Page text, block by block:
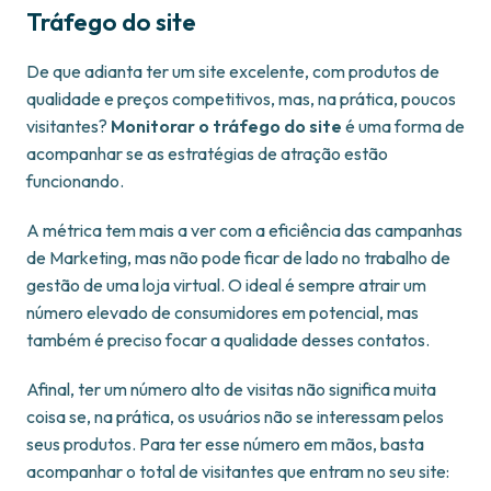
Tráfego do site
De que adianta ter um site excelente, com produtos de
qualidade e preços competitivos, mas, na prática, poucos
visitantes? Monitorar o tráfego do site é uma forma de
acompanhar se as estratégias de atração estão
funcionando.
A métrica tem mais a ver com a eficiência das campanhas
de Marketing, mas não pode ficar de lado no trabalho de
gestão de uma loja virtual. O ideal é sempre atrair um
número elevado de consumidores em potencial, mas
também é preciso focar a qualidade desses contatos.
Afinal, ter um número alto de visitas não significa muita
coisa se, na prática, os usuários não se interessam pelos
seus produtos. Para ter esse número em mãos, basta
acompanhar o total de visitantes que entram no seu site: